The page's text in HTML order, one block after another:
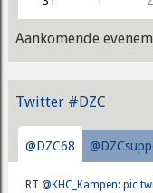
Aankomende
Twitter #DZC
@DZC68
RT@KHC_Kampen: